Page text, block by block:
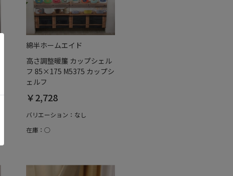
綿半ホームエイド
高さ調整暖簾 カップシェル
フ 85×175 M5375 カップシ
ェルフ
￥2,728
バリエーション：なし
在庫：○